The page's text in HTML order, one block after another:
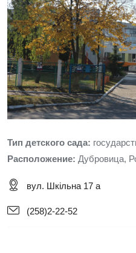
Тип детского сада:
Расположение: Дубровица,
вул. Шкільна 17 а
(258)2-22-52